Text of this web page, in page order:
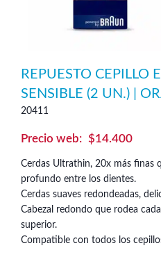
REPUESTO CEPILLO
SENSIBLE (2 UN.) |
20411
$14.400
Cerdas Ultrathin, 20x más finas
profundo entre los dientes.
Cerdas suaves redondeadas,
Cabezal redondo que rodea
superior.
Compatible con todos los